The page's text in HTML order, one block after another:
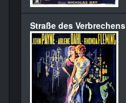
Straße des Verbrechens